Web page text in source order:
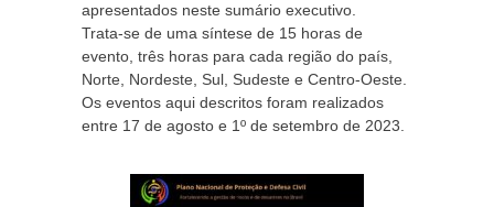
apresentados neste sumário executivo.
Trata-se de uma síntese de 15 horas de
evento, três horas para cada região do país,
Norte, Nordeste, Sul, Sudeste e Centro-Oeste.
Os eventos aqui descritos foram realizados
entre 17 de agosto e 1º de setembro de 2023.